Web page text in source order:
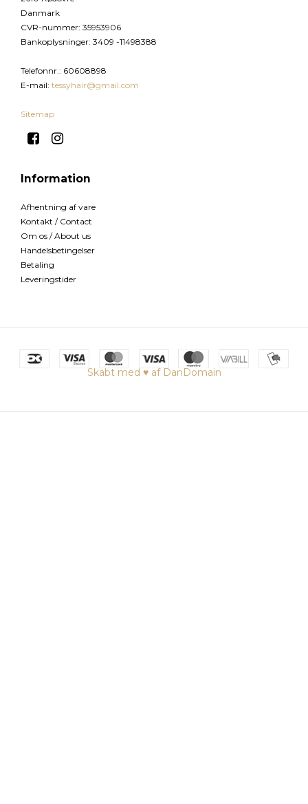
Danmark
CVR-nummer: 35953906
Bankoplysninger: 3409 -11498388
Telefonnr.: 60608898
E-mail: tessyhair@gmail.com
Sitemap
Information
Afhentning af vare
Kontakt / Contact
Om os / About us
Handelsbetingelser
Betaling
Leveringstider
Skabt med ♥ af DanDomain